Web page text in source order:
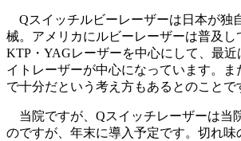
Qスイッチルビーレーザーは日本が独
械。アメリカにルビーレーザーは普及し
KTP・YAGレーザーを中心にして、最近
イトレーザーが中心になっています。ま
で十分だという考え方もあるとのことで
当院ですが、Qスイッチレーザーは当
のですが、年末に導入予定です。切れ味